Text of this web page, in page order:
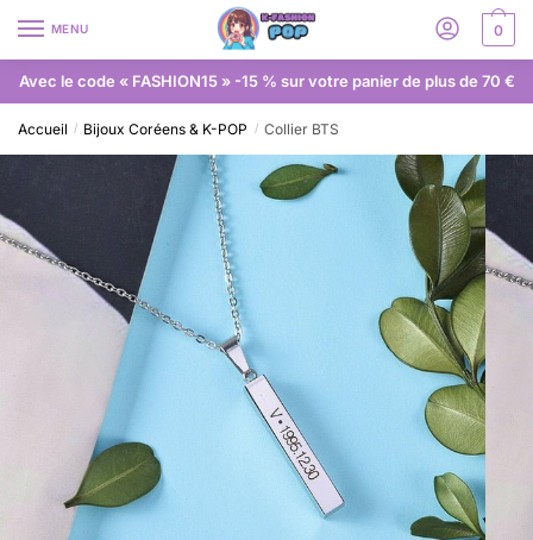
MENU 0
Avec le code « FASHION15 » -15 % sur votre panier de plus de 70 €
Accueil / Bijoux Coréens & K-POP / Collier BTS